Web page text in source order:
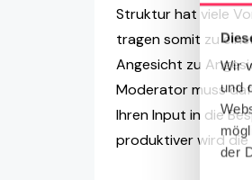
Wir
und
der
Struktur hat viele
tragen somit zu
Angesicht zu
Moderator muss
Ihren Input in die
produktiver wird die